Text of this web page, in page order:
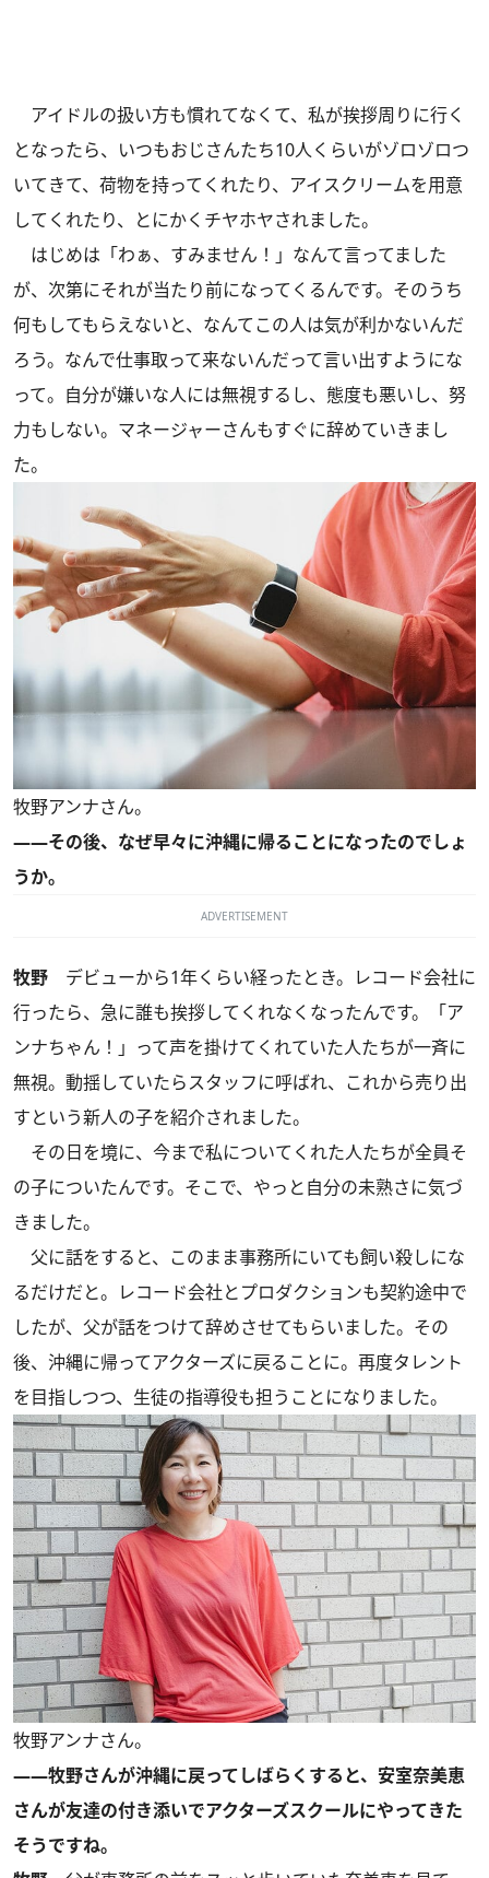
アイドルの扱い方も慣れてなくて、私が挨拶周りに行く
となったら、いつもおじさんたち10人くらいがゾロゾロつ
いてきて、荷物を持ってくれたり、アイスクリームを用意
してくれたり、とにかくチヤホヤされました。
はじめは「わぁ、すみません！」なんて言ってました
が、次第にそれが当たり前になってくるんです。そのうち
何もしてもらえないと、なんてこの人は気が利かないんだ
ろう。なんで仕事取って来ないんだって言い出すようにな
って。自分が嫌いな人には無視するし、態度も悪いし、努
力もしない。マネージャーさんもすぐに辞めていきまし
た。
牧野アンナさん。
――その後、なぜ早々に沖縄に帰ることになったのでしょ
うか。
ADVERTISEMENT
牧野 デビューから1年くらい経ったとき。レコード会社に
行ったら、急に誰も挨拶してくれなくなったんです。「ア
ンナちゃん！」って声を掛けてくれていた人たちが一斉に
無視。動揺していたらスタッフに呼ばれ、これから売り出
すという新人の子を紹介されました。
その日を境に、今まで私についてくれた人たちが全員そ
の子についたんです。そこで、やっと自分の未熟さに気づ
きました。
父に話をすると、このまま事務所にいても飼い殺しにな
るだけだと。レコード会社とプロダクションも契約途中で
したが、父が話をつけて辞めさせてもらいました。その
後、沖縄に帰ってアクターズに戻ることに。再度タレント
を目指しつつ、生徒の指導役も担うことになりました。
牧野アンナさん。
――牧野さんが沖縄に戻ってしばらくすると、安室奈美恵
さんが友達の付き添いでアクターズスクールにやってきた
そうですね。